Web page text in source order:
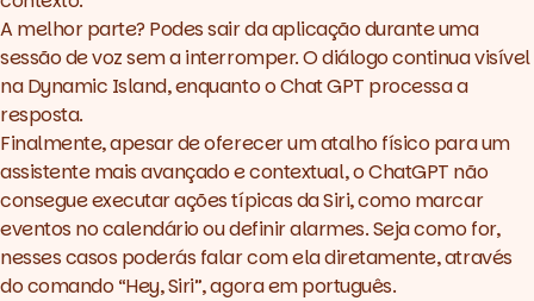
A melhor parte? Podes sair da aplicação durante uma
sessão de voz sem a interromper. O diálogo continua visível
na Dynamic Island, enquanto o Chat GPT processa a
resposta.
Finalmente, apesar de oferecer um atalho físico para um
assistente mais avançado e contextual, o ChatGPT não
consegue executar ações típicas da Siri, como marcar
eventos no calendário ou definir alarmes. Seja como for,
nesses casos poderás falar com ela diretamente, através
do comando “Hey, Siri”, agora em português.